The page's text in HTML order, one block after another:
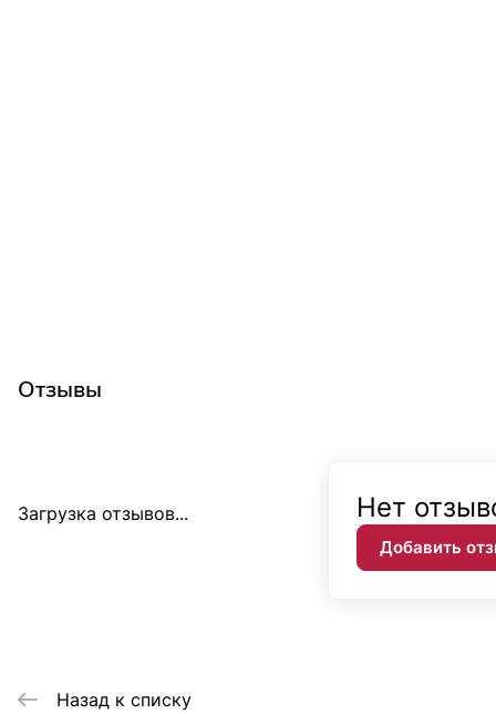
Отзывы
Загрузка отзывов... Нет
Добавить
Назад к списку